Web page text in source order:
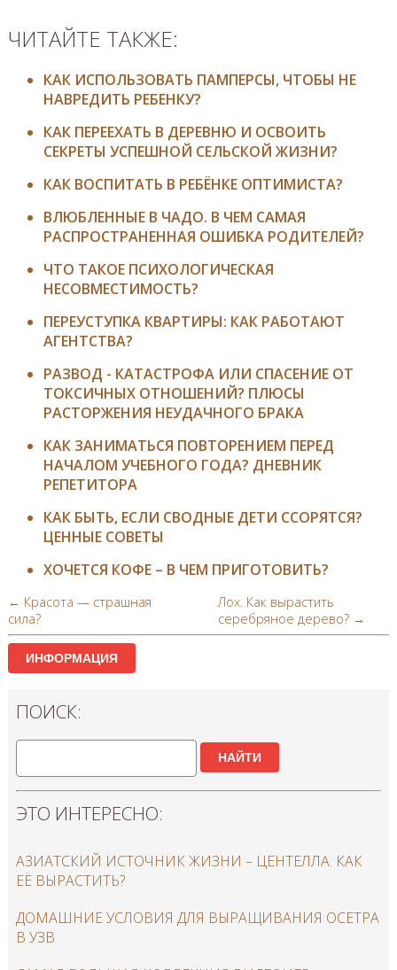
ЧИТАЙТЕ ТАКЖЕ:
КАК ИСПОЛЬЗОВАТЬ ПАМПЕРСЫ, ЧТОБЫ НЕ
НАВРЕДИТЬ РЕБЕНКУ?
КАК ПЕРЕЕХАТЬ В ДЕРЕВНЮ И ОСВОИТЬ
СЕКРЕТЫ УСПЕШНОЙ СЕЛЬСКОЙ ЖИЗНИ?
КАК ВОСПИТАТЬ В РЕБЁНКЕ ОПТИМИСТА?
ВЛЮБЛЕННЫЕ В ЧАДО. В ЧЕМ САМАЯ
РАСПРОСТРАНЕННАЯ ОШИБКА РОДИТЕЛЕЙ?
ЧТО ТАКОЕ ПСИХОЛОГИЧЕСКАЯ
НЕСОВМЕСТИМОСТЬ?
ПЕРЕУСТУПКА КВАРТИРЫ: КАК РАБОТАЮТ
АГЕНТСТВА?
РАЗВОД - КАТАСТРОФА ИЛИ СПАСЕНИЕ ОТ
ТОКСИЧНЫХ ОТНОШЕНИЙ? ПЛЮСЫ
РАСТОРЖЕНИЯ НЕУДАЧНОГО БРАКА
КАК ЗАНИМАТЬСЯ ПОВТОРЕНИЕМ ПЕРЕД
НАЧАЛОМ УЧЕБНОГО ГОДА? ДНЕВНИК
РЕПЕТИТОРА
КАК БЫТЬ, ЕСЛИ СВОДНЫЕ ДЕТИ ССОРЯТСЯ?
ЦЕННЫЕ СОВЕТЫ
ХОЧЕТСЯ КОФЕ – В ЧЕМ ПРИГОТОВИТЬ?
← Красота — страшная
сила?
Лох. Как вырастить
серебряное дерево? →
ИНФОРМАЦИЯ
ПОИСК:
НАЙТИ
ЭТО ИНТЕРЕСНО:
АЗИАТСКИЙ ИСТОЧНИК ЖИЗНИ – ЦЕНТЕЛЛА. КАК
ЕЁ ВЫРАСТИТЬ?
ДОМАШНИЕ УСЛОВИЯ ДЛЯ ВЫРАЩИВАНИЯ ОСЕТРА
В УЗВ